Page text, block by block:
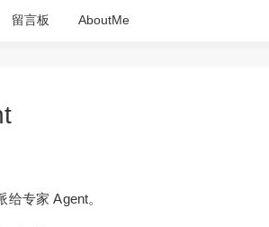
留言板 AboutMe
专家 Agent。